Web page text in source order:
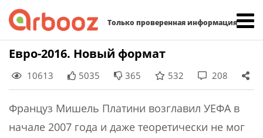
Только проверенная информация
Skip
content
Евро-2016. Новый формат
10613 5035 365 532 208
Француз Мишель Платини возглавил УЕФА в
начале 2007 года и даже теоретически не мог
Найти: